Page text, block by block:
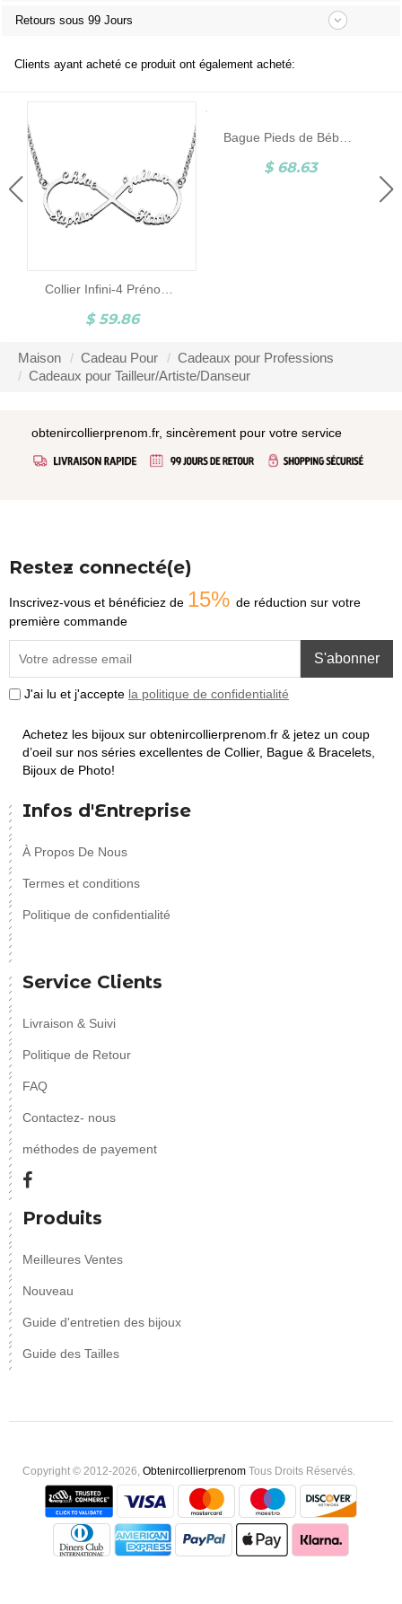
Retours sous 99 Jours
Clients ayant acheté ce produit ont également acheté:
Collier Infini-4 Prénoms-Argent
$ 59.86
Bague Pieds de Bébé-Pierre de Naissance et Gravure-Argent
$ 68.63
Maison Cadeau Pour
Cadeaux pour Professions
Cadeaux pour Tailleur/Artiste/Danseur
obtenircollierprenom.fr, sincèrement pour votre service
Restez connecté(e)
Inscrivez-vous et bénéficiez de 15% de réduction sur votre
première commande
S'abonner
J'ai lu et j'accepte la politique de confidentialité
Achetez les bijoux sur obtenircollierprenom.fr & jetez un coup
d’oeil sur nos séries excellentes de Collier, Bague & Bracelets,
Bijoux de Photo!
Infos d'Entreprise
À Propos De Nous
Termes et conditions
Politique de confidentialité
Service Clients
Livraison & Suivi
Politique de Retour
FAQ
Contactez- nous
méthodes de payement
Produits
Meilleures Ventes
Nouveau
Guide d'entretien des bijoux
Guide des Tailles
Copyright © 2012-2026, Obtenircollierprenom Tous Droits Réservés.